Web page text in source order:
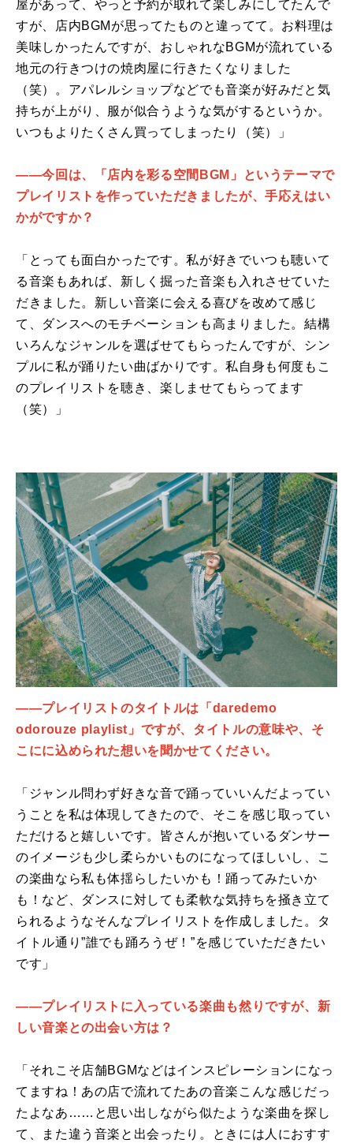
屋があって、やっと予約が取れて楽しみにしてたんで
すが、店内BGMが思ってたものと違ってて。お料理は
美味しかったんですが、おしゃれなBGMが流れている
地元の行きつけの焼肉屋に行きたくなりました
（笑）。アパレルショップなどでも音楽が好みだと気
持ちが上がり、服が似合うような気がするというか。
いつもよりたくさん買ってしまったり（笑）」
――今回は、「店内を彩る空間BGM」というテーマで
プレイリストを作っていただきましたが、手応えはい
かがですか？
「とっても面白かったです。私が好きでいつも聴いて
る音楽もあれば、新しく掘った音楽も入れさせていた
だきました。新しい音楽に会える喜びを改めて感じ
て、ダンスへのモチベーションも高まりました。結構
いろんなジャンルを選ばせてもらったんですが、シン
プルに私が踊りたい曲ばかりです。私自身も何度もこ
のプレイリストを聴き、楽しませてもらってます
（笑）」
――プレイリストのタイトルは「daredemo
odorouze playlist」ですが、タイトルの意味や、そ
こにに込められた想いを聞かせてください。
「ジャンル問わず好きな音で踊っていいんだよってい
うことを私は体現してきたので、そこを感じ取ってい
ただけると嬉しいです。皆さんが抱いているダンサー
のイメージも少し柔らかいものになってほしいし、こ
の楽曲なら私も体揺らしたいかも！踊ってみたいか
も！など、ダンスに対しても柔軟な気持ちを掻き立て
られるようなそんなプレイリストを作成しました。タ
イトル通り”誰でも踊ろうぜ！”を感じていただきたい
です」
――プレイリストに入っている楽曲も然りですが、新
しい音楽との出会い方は？
「それこそ店舗BGMなどはインスピレーションになっ
てますね！あの店で流れてたあの音楽こんな感じだっ
たよなあ……と思い出しながら似たような楽曲を探し
て、また違う音楽と出会ったり。ときには人におすす